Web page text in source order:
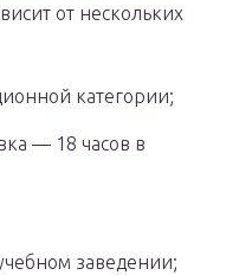
от нескольких
категории;
— 18 часов в
заведении;